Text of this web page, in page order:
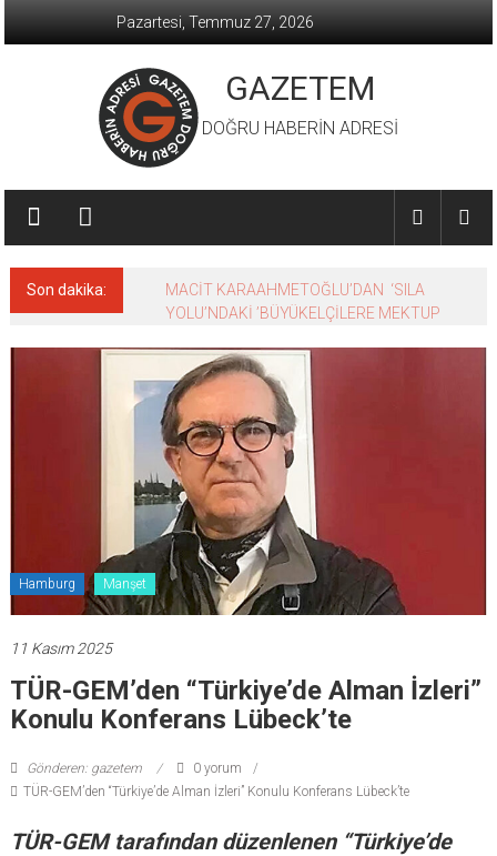
Pazartesi, Temmuz 27, 2026
GAZETEM
DOĞRU HABERİN ADRESİ
Son dakika:
MACİT KARAAHMETOĞLU’DAN ‘SILA
YOLU’NDAKİ ’BÜYÜKELÇİLERE MEKTUP
Hamburg Manşet
11 Kasım 2025
TÜR-GEM’den “Türkiye’de Alman İzleri”
Konulu Konferans Lübeck’te
Gönderen: gazetem
0 yorum
TÜR-GEM’den “Türkiye’de Alman İzleri” Konulu Konferans Lübeck’te
TÜR-GEM tarafından düzenlenen “Türkiye’de